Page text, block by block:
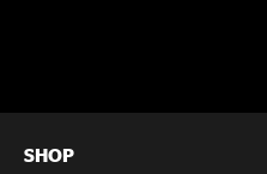
SHOP